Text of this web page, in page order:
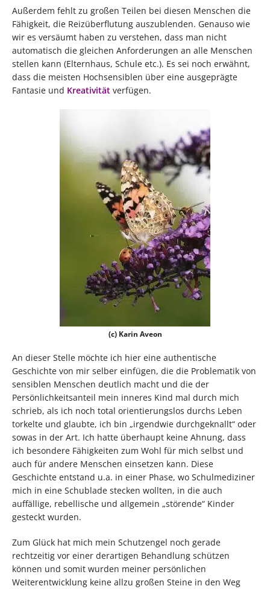
Außerdem fehlt zu großen Teilen bei diesen Menschen die
Fähigkeit, die Reizüberflutung auszublenden. Genauso wie
wir es versäumt haben zu verstehen, dass man nicht
automatisch die gleichen Anforderungen an alle Menschen
stellen kann (Elternhaus, Schule etc.). Es sei noch erwähnt,
dass die meisten Hochsensiblen über eine ausgeprägte
Fantasie und Kreativität verfügen.
(c) Karin Aveon
An dieser Stelle möchte ich hier eine authentische
Geschichte von mir selber einfügen, die die Problematik von
sensiblen Menschen deutlich macht und die der
Persönlichkeitsanteil mein inneres Kind mal durch mich
schrieb, als ich noch total orientierungslos durchs Leben
torkelte und glaubte, ich bin „irgendwie durchgeknallt“ oder
sowas in der Art. Ich hatte überhaupt keine Ahnung, dass
ich besondere Fähigkeiten zum Wohl für mich selbst und
auch für andere Menschen einsetzen kann. Diese
Geschichte entstand u.a. in einer Phase, wo Schulmediziner
mich in eine Schublade stecken wollten, in die auch
auffällige, rebellische und allgemein „störende“ Kinder
gesteckt wurden.
Zum Glück hat mich mein Schutzengel noch gerade
rechtzeitig vor einer derartigen Behandlung schützen
können und somit wurden meiner persönlichen
Weiterentwicklung keine allzu großen Steine in den Weg